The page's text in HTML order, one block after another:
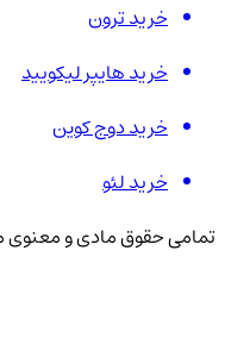
خرید ترون
خرید هایپر لیکویید
خرید دوج کوین
خرید لئو
تمامی حقوق مادی و